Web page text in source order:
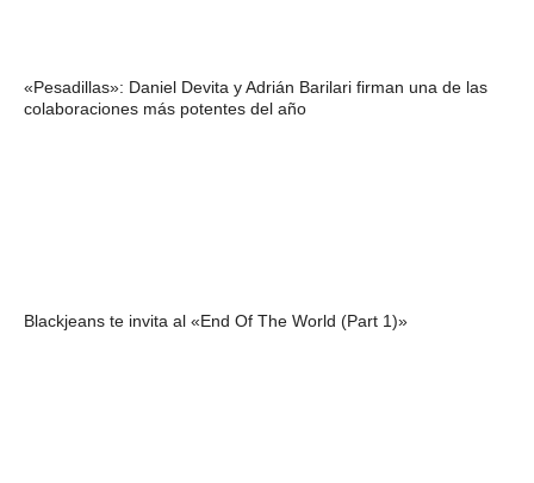
«Pesadillas»: Daniel Devita y Adrián Barilari firman una de las
colaboraciones más potentes del año
Blackjeans te invita al «End Of The World (Part 1)»